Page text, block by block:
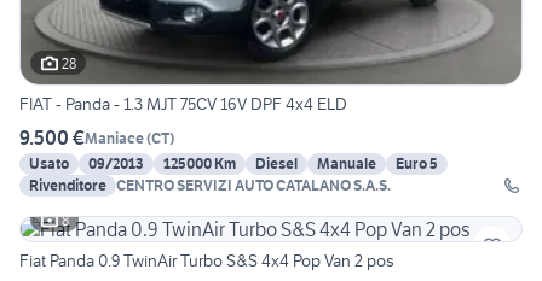
28
FIAT - Panda - 1.3 MJT 75CV 16V DPF 4x4 ELD
9.500 €Maniace(CT)
Usato
09/2013 125000 Km Diesel Manuale
Euro 5
Rivenditore CENTRO SERVIZI AUTO CATALANO S.A.S.
8
Fiat Panda 0.9 TwinAir Turbo S&S 4x4 Pop Van 2 pos